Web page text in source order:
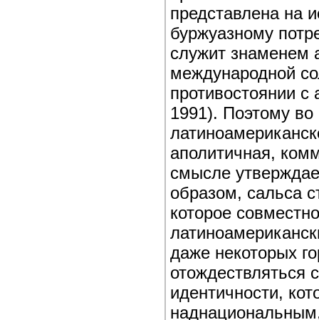
представлена на
буржуазному
служит знаменем
международной
противостоянии
1991). Поэтому во
аполитичная,
смысле
образом, сальса
которое
даже некоторых
отождествляться
идентичности,